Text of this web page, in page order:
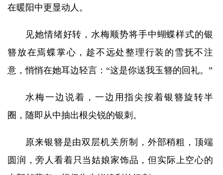
在暖阳中更显动人。
见她情绪好转，水梅顺势将手中蝴蝶样式的银
簪放在焉蝶掌心，趁不远处整理行装的雪抚不注
意，悄悄在她耳边轻言：“这是你送我玉簪的回礼。”
水梅一边说着，一边用指尖按着银簪旋转半
圈，随即从中抽出根尖锐的银刺。
原来银簪是由双层机关所制，外部稍粗，顶端
圆润，旁人看着只当姑娘家饰品，但实际上空心的